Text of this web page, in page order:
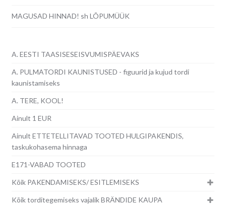
MAGUSAD HINNAD! sh LÕPUMÜÜK
A. EESTI TAASISESEISVUMISPÄEVAKS
A. PULMATORDI KAUNISTUSED - figuurid ja kujud tordi
kaunistamiseks
A. TERE, KOOL!
Ainult 1 EUR
Ainult ETTETELLITAVAD TOOTED HULGIPAKENDIS,
taskukohasema hinnaga
E171-VABAD TOOTED
Kõik PAKENDAMISEKS/ ESITLEMISEKS
Kõik torditegemiseks vajalik BRÄNDIDE KAUPA